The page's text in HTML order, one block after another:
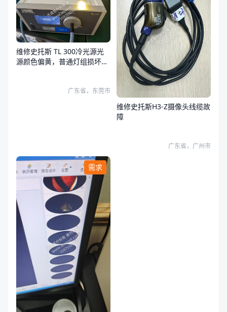
维修史托斯 TL 300冷光源光
源颜色偏黄，普通灯组损坏，
广东省，东莞市
维修史托斯H3-Z摄像头线缆故
障
广东省，广州市
需求